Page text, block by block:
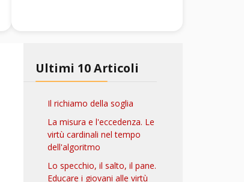
Ultimi 10 Articoli
Il richiamo della soglia
La misura e l'eccedenza. Le
virtù cardinali nel tempo
dell'algoritmo
Lo specchio, il salto, il pane.
Educare i giovani alle virtù